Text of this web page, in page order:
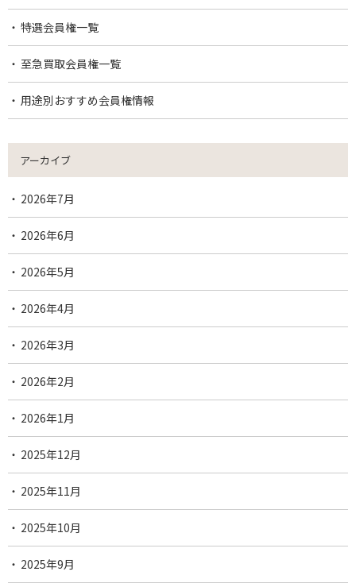
特選会員権一覧
至急買取会員権一覧
用途別おすすめ会員権情報
アーカイブ
2026年7月
2026年6月
2026年5月
2026年4月
2026年3月
2026年2月
2026年1月
2025年12月
2025年11月
2025年10月
2025年9月